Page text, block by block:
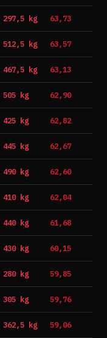
297,5 kg 63,73
512,5 kg 63,57
467,5 kg 63,13
505 kg 62,90
425 kg 62,82
445 kg 62,67
490 kg 62,60
410 kg 62,04
440 kg 61,68
430 kg 60,15
280 kg 59,85
305 kg 59,76
362,5 kg 59,06